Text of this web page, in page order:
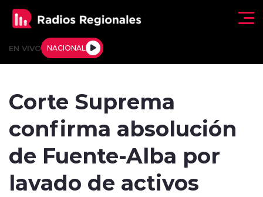
EN VIVO NACIONAL
Deportes
Corte Suprema
confirma absolución
de Fuente-Alba por
lavado de activos